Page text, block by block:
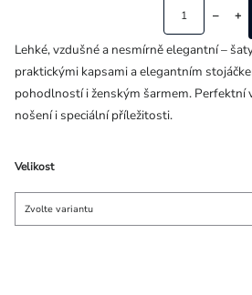
Velikost
Lehké, vzdušné a nesmírně elegantní –
praktickými kapsami a elegantním
pohodlností i ženským šarmem. Perfektní
nošení i speciální příležitosti.